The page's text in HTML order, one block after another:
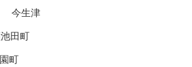
今生津
田町
町